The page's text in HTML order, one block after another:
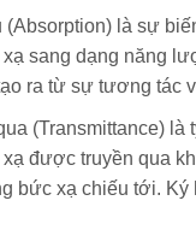
(Absorption) là sự
sang dạng năng
ra từ sự tương tác
(Transmittance) là
được truyền qua
bức xạ chiếu tới. Ký